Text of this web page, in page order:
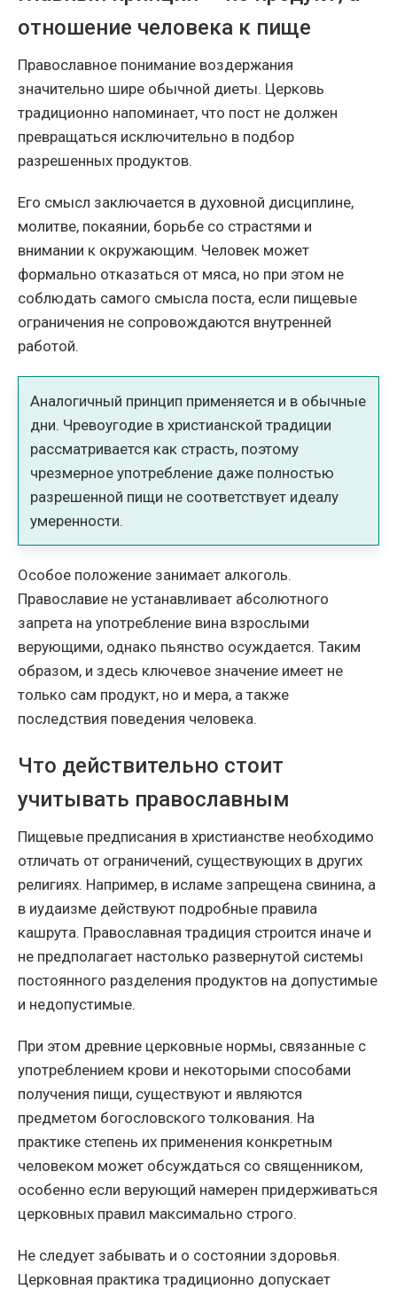
отношение человека к пище
Православное понимание воздержания
значительно шире обычной диеты. Церковь
традиционно напоминает, что пост не должен
превращаться исключительно в подбор
разрешенных продуктов.
Его смысл заключается в духовной дисциплине,
молитве, покаянии, борьбе со страстями и
внимании к окружающим. Человек может
формально отказаться от мяса, но при этом не
соблюдать самого смысла поста, если пищевые
ограничения не сопровождаются внутренней
работой.
Аналогичный принцип применяется и в обычные
дни. Чревоугодие в христианской традиции
рассматривается как страсть, поэтому
чрезмерное употребление даже полностью
разрешенной пищи не соответствует идеалу
умеренности.
Особое положение занимает алкоголь.
Православие не устанавливает абсолютного
запрета на употребление вина взрослыми
верующими, однако пьянство осуждается. Таким
образом, и здесь ключевое значение имеет не
только сам продукт, но и мера, а также
последствия поведения человека.
Что действительно стоит
учитывать православным
Пищевые предписания в христианстве необходимо
отличать от ограничений, существующих в других
религиях. Например, в исламе запрещена свинина, а
в иудаизме действуют подробные правила
кашрута. Православная традиция строится иначе и
не предполагает настолько развернутой системы
постоянного разделения продуктов на допустимые
и недопустимые.
При этом древние церковные нормы, связанные с
употреблением крови и некоторыми способами
получения пищи, существуют и являются
предметом богословского толкования. На
практике степень их применения конкретным
человеком может обсуждаться со священником,
особенно если верующий намерен придерживаться
церковных правил максимально строго.
Не следует забывать и о состоянии здоровья.
Церковная практика традиционно допускает